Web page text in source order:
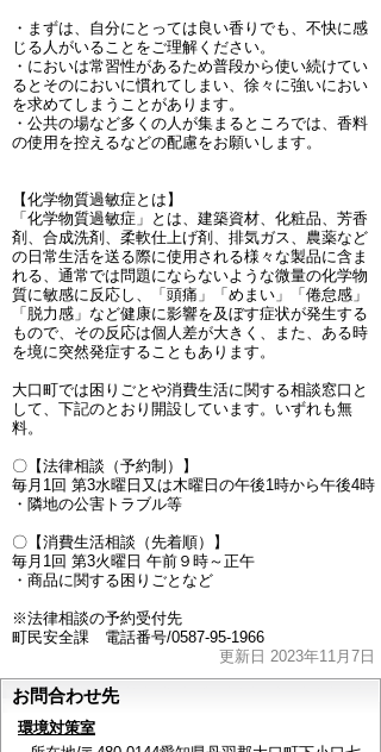
・まずは、自分にとっては良い香りでも、不快に感
じる人がいることをご理解ください。
・においは常習性があるため普段から使い続けてい
るとそのにおいに慣れてしまい、徐々に強いにおい
を求めてしまうことがあります。
・公共の場など多くの人が集まるところでは、香料
の使用を控えるなどの配慮をお願いします。
【化学物質過敏症とは】
「化学物質過敏症」とは、建築資材、化粧品、芳香
剤、合成洗剤、柔軟仕上げ剤、排気ガス、農薬など
の日常生活を送る際に使用される様々な製品に含ま
れる、通常では問題にならないような微量の化学物
質に敏感に反応し、「頭痛」「めまい」「倦怠感」
「脱力感」など健康に影響を及ぼす症状が発生する
もので、その反応は個人差が大きく、また、ある時
を境に突然発症することもあります。
大口町では困りごとや消費生活に関する相談窓口と
して、下記のとおり開設しています。いずれも無
料。
〇【法律相談（予約制）】
毎月1回 第3水曜日又は木曜日の午後1時から午後4時
・隣地の公害トラブル等
〇【消費生活相談（先着順）】
毎月1回 第3火曜日 午前９時～正午
・商品に関する困りごとなど
※法律相談の予約受付先
町民安全課 電話番号/0587-95-1966
更新日 2023年11月7日
お問合わせ先
環境対策室